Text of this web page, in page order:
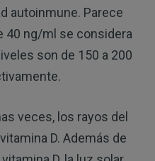
autoinmune. Parece
40 ng/ml se considera
son de 150 a 200
veces, los rayos del
D. Además de